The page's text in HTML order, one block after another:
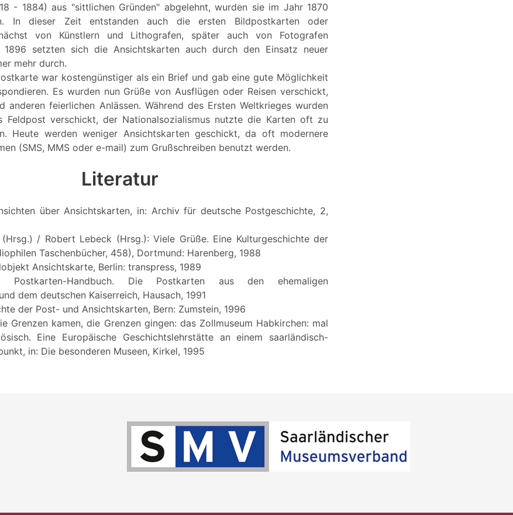
- 1884) aus "sittlichen Gründen" abgelehnt, wurden sie im Jahr 1870
In dieser Zeit entstanden auch die ersten Bildpostkarten oder
von Künstlern und Lithografen, später auch von Fotografen
setzten sich die Ansichtskarten auch durch den Einsatz neuer
mehr durch.
war kostengünstiger als ein Brief und gab eine gute Möglichkeit
Es wurden nun Grüße von Ausflügen oder Reisen verschickt,
anderen feierlichen Anlässen. Während des Ersten Weltkrieges wurden
Feldpost verschickt, der Nationalsozialismus nutzte die Karten oft zu
Heute werden weniger Ansichtskarten geschickt, da oft modernere
(SMS, MMS oder e-mail) zum Grußschreiben benutzt werden.
Literatur
über Ansichtskarten, in: Archiv für deutsche Postgeschichte, 2,
(Hrsg.) / Robert Lebeck (Hrsg.): Viele Grüße. Eine Kulturgeschichte der
Taschenbücher, 458), Dortmund: Harenberg, 1988
Ansichtskarte, Berlin: transpress, 1989
Postkarten-Handbuch. Die Postkarten aus den ehemaligen
dem deutschen Kaiserreich, Hausach, 1991
der Post- und Ansichtskarten, Bern: Zumstein, 1996
Grenzen kamen, die Grenzen gingen: das Zollmuseum Habkirchen: mal
Eine Europäische Geschichtslehrstätte an einem saarländisch-
in: Die besonderen Museen, Kirkel, 1995